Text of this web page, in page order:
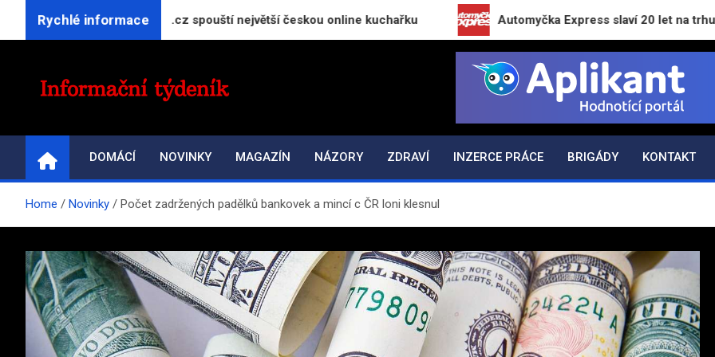
Rychlé informacespouští největší českou online kuchařku Automyčka Express slaví 20 let na trhu novou
INFORMAČNÍ-TÝDENÍK.CZ
DOMÁCÍ NOVINKY MAGAZÍN NÁZORY ZDRAVÍ INZERCE PRÁCE BRIGÁDY KONTAKT
Home Novinky Počet zadržených padělků bankovek a mincí c ČR loni klesnul